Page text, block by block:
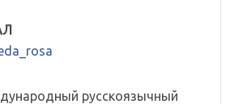
русскоязычный